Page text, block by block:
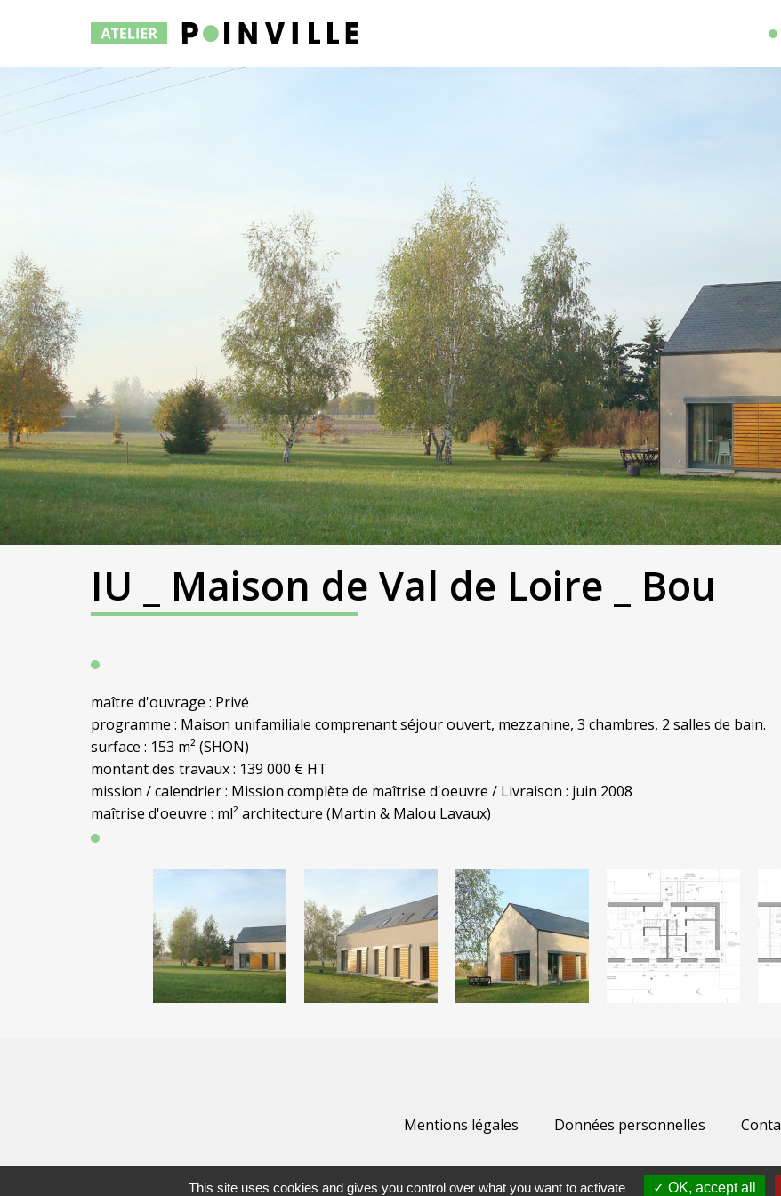
IU _ Maison de Val de Loire _ Bou
maître d'ouvrage : Privé
programme : Maison unifamiliale comprenant séjour ouvert, mezzanine, 3 chambres, 2 salles de bain.
surface : 153 m² (SHON)
montant des travaux : 139 000 € HT
mission / calendrier : Mission complète de maîtrise d'oeuvre / Livraison : juin 2008
maîtrise d'oeuvre : ml² architecture (Martin & Malou Lavaux)
Mentions légales Données personnelles
This site uses cookies and gives you control over what you want to activate OK, accept all